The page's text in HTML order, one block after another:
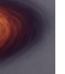
veröffentlichte
sind
anders